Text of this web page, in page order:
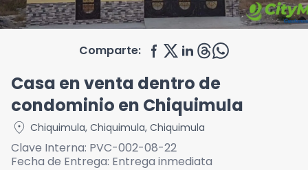
Comparte:
Casa en venta dentro de
condominio en Chiquimula
location_on Chiquimula, Chiquimula, Chiquimula
Clave Interna: PVC-002-08-22
Fecha de Entrega: Entrega inmediata